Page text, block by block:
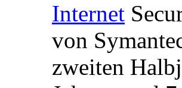
Internet
von
zweiten